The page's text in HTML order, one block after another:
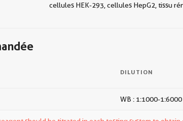
cellules HEK-293, cellules HepG2, tissu
DILUTION
WB : 1:1000-1:6000